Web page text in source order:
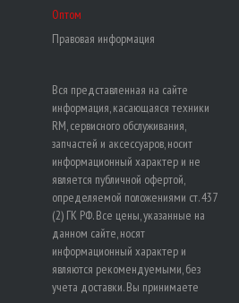
Оптом
Правовая информация
Вся представленная на сайте
информация, касающаяся техники
RM, сервисного обслуживания,
запчастей и аксессуаров, носит
информационный характер и не
является публичной офертой,
определяемой положениями ст. 437
(2) ГК РФ. Все цены, указанные на
данном сайте, носят
информационный характер и
являются рекомендуемыми, без
учета доставки. Вы принимаете